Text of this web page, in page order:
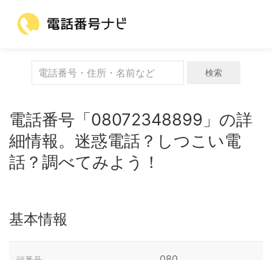
検索
電話番号「08072348899」の詳
細情報。迷惑電話？しつこい電
話？調べてみよう！
基本情報